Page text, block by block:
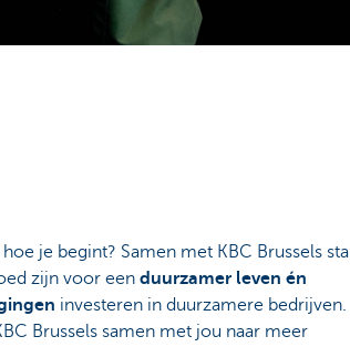
je begint? Samen met KBC Brussels sta
zijn voor een duurzamer leven én
investeren in duurzamere bedrijven.
Brussels samen met jou naar meer